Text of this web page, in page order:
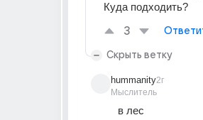
Куда подходить?
3
Скрыть ветку
hummanity
Мыслитель
2г
в лес